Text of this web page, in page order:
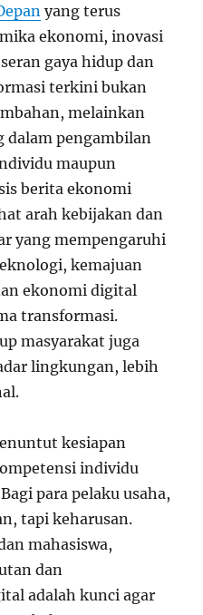
yang terus
ekonomi, inovasi
gaya hidup dan
terkini bukan
melainkan
pengambilan
maupun
berita ekonomi
arah kebijakan dan
yang mempengaruhi
kemajuan
ekonomi digital
transformasi.
masyarakat juga
lingkungan, lebih
kesiapan
individu
para pelaku usaha,
tapi keharusan.
mahasiswa,
dan
adalah kunci agar